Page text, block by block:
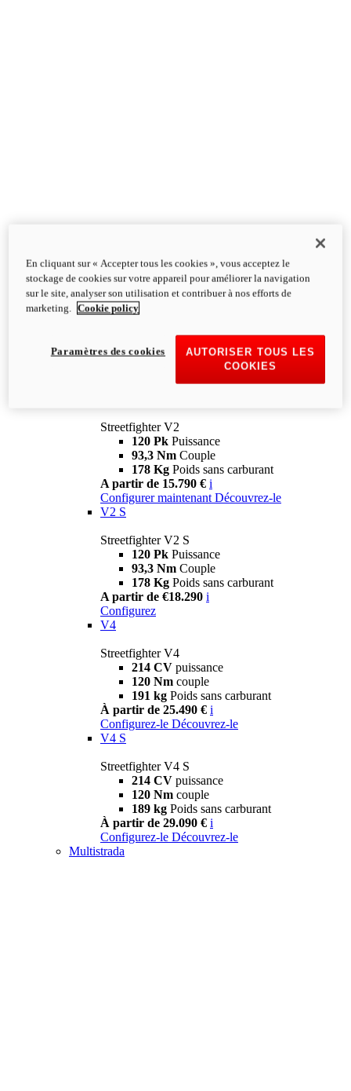
Streetfighter V2
120 Pk Puissance
93,3 Nm Couple
178 Kg Poids sans carburant
A partir de 15.790 € i
Configurer maintenant Découvrez-le
V2 S
Streetfighter V2 S
120 Pk Puissance
93,3 Nm Couple
178 Kg Poids sans carburant
A partir de €18.290 i
Configurez
V4
Streetfighter V4
214 CV puissance
120 Nm couple
191 kg Poids sans carburant
À partir de 25.490 € i
Configurez-le Découvrez-le
V4 S
Streetfighter V4 S
214 CV puissance
120 Nm couple
189 kg Poids sans carburant
À partir de 29.090 € i
Configurez-le Découvrez-le
Multistrada
En cliquant sur « Accepter tous les cookies », vous acceptez le
stockage de cookies sur votre appareil pour améliorer la navigation
sur le site, analyser son utilisation et contribuer à nos efforts de
marketing.
Cookie policy
AUTORISER TOUS LES
COOKIES
Paramètres des cookies